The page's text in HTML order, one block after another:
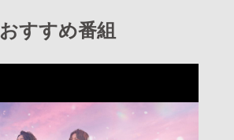
おすすめ番組